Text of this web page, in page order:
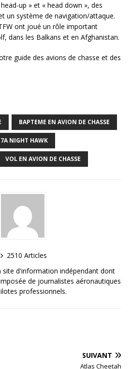
up » et « head down », des
un système de navigation/attaque.
ont joué un rôle important
dans les Balkans et en Afghanistan.
guide des avions de chasse et des
BAPTEME EN AVION DE CHASSE
NIGHT HAWK
VOL EN AVION DE CHASSE
2510 Articles
site d'information indépendant dont
de journalistes aéronautiques
professionnels.
SUIVANT
Atlas Cheetah